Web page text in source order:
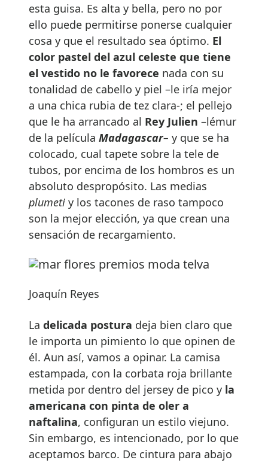
esta guisa. Es alta y bella, pero no por
ello puede permitirse ponerse cualquier
cosa y que el resultado sea óptimo. El
color pastel del azul celeste que tiene
el vestido no le favorece nada con su
tonalidad de cabello y piel –le iría mejor
a una chica rubia de tez clara-; el pellejo
que le ha arrancado al Rey Julien –lémur
de la película Madagascar– y que se ha
colocado, cual tapete sobre la tele de
tubos, por encima de los hombros es un
absoluto despropósito. Las medias
plumeti y los tacones de raso tampoco
son la mejor elección, ya que crean una
sensación de recargamiento.
Joaquín Reyes
La delicada postura deja bien claro que
le importa un pimiento lo que opinen de
él. Aun así, vamos a opinar. La camisa
estampada, con la corbata roja brillante
metida por dentro del jersey de pico y la
americana con pinta de oler a
naftalina, configuran un estilo viejuno.
Sin embargo, es intencionado, por lo que
aceptamos barco. De cintura para abajo